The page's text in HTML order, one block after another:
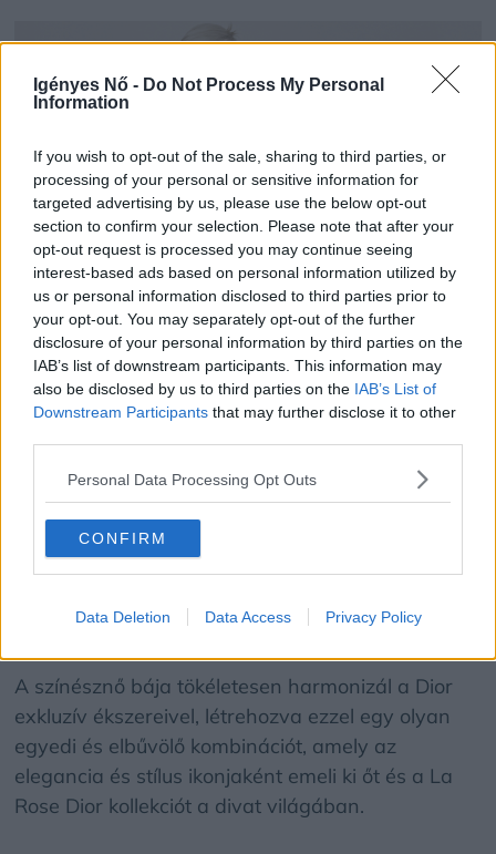
Igényes Nő - Do Not Process My Personal
Information
If you wish to opt-out of the sale, sharing to third parties, or
processing of your personal or sensitive information for
targeted advertising by us, please use the below opt-out
section to confirm your selection. Please note that after your
opt-out request is processed you may continue seeing
interest-based ads based on personal information utilized by
us or personal information disclosed to third parties prior to
your opt-out. You may separately opt-out of the further
disclosure of your personal information by third parties on the
IAB’s list of downstream participants. This information may
also be disclosed by us to third parties on the IAB’s List of
Downstream Participants that may further disclose it to other
Personal Data Processing Opt Outs
CONFIRM
Data Deletion Data Access Privacy Policy
Kép: Dior
A színésznő bája tökéletesen harmonizál a Dior
exkluzív ékszereivel, létrehozva ezzel egy olyan
egyedi és elbűvölő kombinációt, amely az
elegancia és stílus ikonjaként emeli ki őt és a La
Rose Dior kollekciót a divat világában.